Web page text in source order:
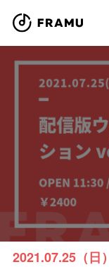
2021.07.25（日）